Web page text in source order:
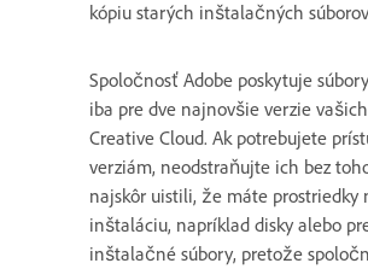
kópiu starých inštalačných
Spoločnosť Adobe poskytuje
iba pre dve najnovšie verzie
Creative Cloud. Ak potrebujete
verziám, neodstraňujte ich bez
najskôr uistili, že máte prostriedky
inštaláciu, napríklad disky alebo
inštalačné súbory, pretože